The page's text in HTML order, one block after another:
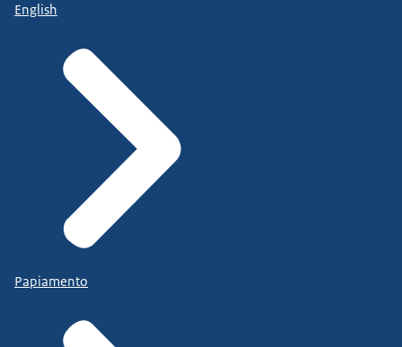
English
Papiamento